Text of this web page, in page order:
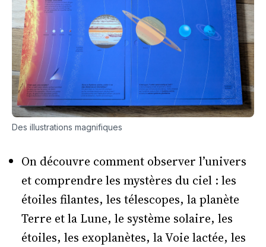
Des illustrations magnifiques
On découvre comment observer l’univers
et comprendre les mystères du ciel : les
étoiles filantes, les télescopes, la planète
Terre et la Lune, le système solaire, les
étoiles, les exoplanètes, la Voie lactée, les